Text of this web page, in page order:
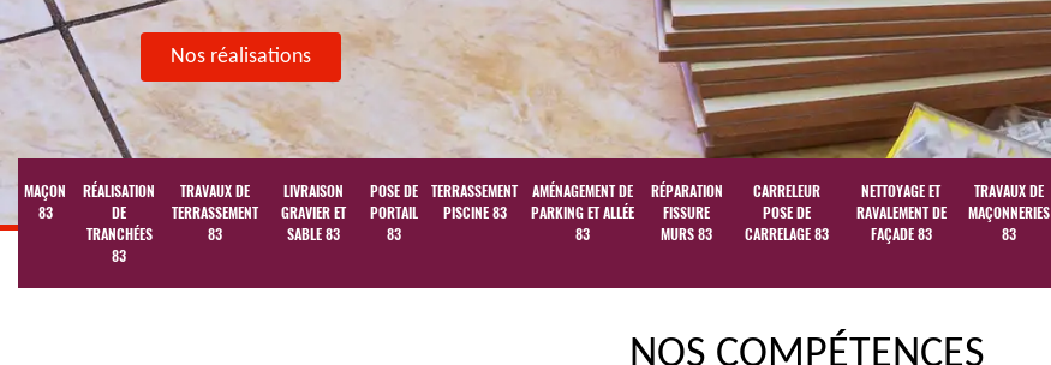
Nos réalisations
MAÇON
83
RÉALISATION
DE
TRANCHÉES
83
TRAVAUX DE
TERRASSEMENT
83
LIVRAISON
GRAVIER ET
SABLE 83
POSE DE
PORTAIL
83
TERRASSEMENT
PISCINE 83
AMÉNAGEMENT DE
PARKING ET ALLÉE
83
RÉPARATION
FISSURE
MURS 83
CARRELEUR
POSE DE
CARRELAGE 83
NETTOYAGE ET
RAVALEMENT DE
FAÇADE 83
TRAVAUX DE
MAÇONNERIES
83
NOS COMPÉTENCES